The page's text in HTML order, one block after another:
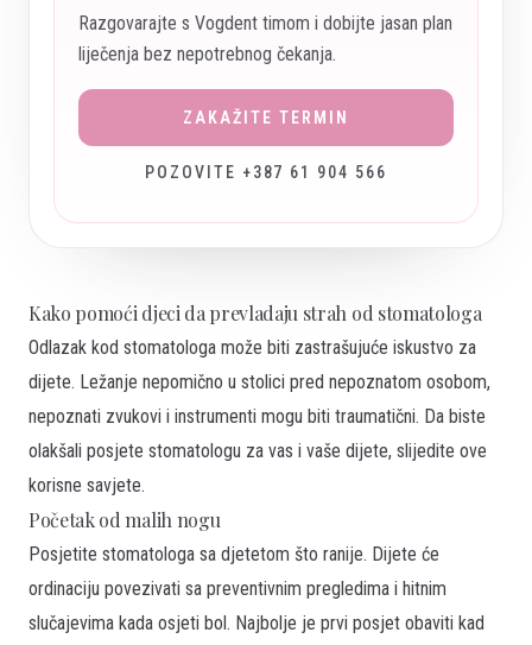
Razgovarajte s Vogdent timom i dobijte jasan plan
liječenja bez nepotrebnog čekanja.
ZAKAŽITE TERMIN
POZOVITE +387 61 904 566
Kako pomoći djeci da prevladaju strah od stomatologa
Odlazak kod stomatologa može biti zastrašujuće iskustvo za
dijete. Ležanje nepomično u stolici pred nepoznatom osobom,
nepoznati zvukovi i instrumenti mogu biti traumatični. Da biste
olakšali posjete stomatologu za vas i vaše dijete, slijedite ove
korisne savjete.
Početak od malih nogu
Posjetite stomatologa sa djetetom što ranije. Dijete će
ordinaciju povezivati sa preventivnim pregledima i hitnim
slučajevima kada osjeti bol. Najbolje je prvi posjet obaviti kad